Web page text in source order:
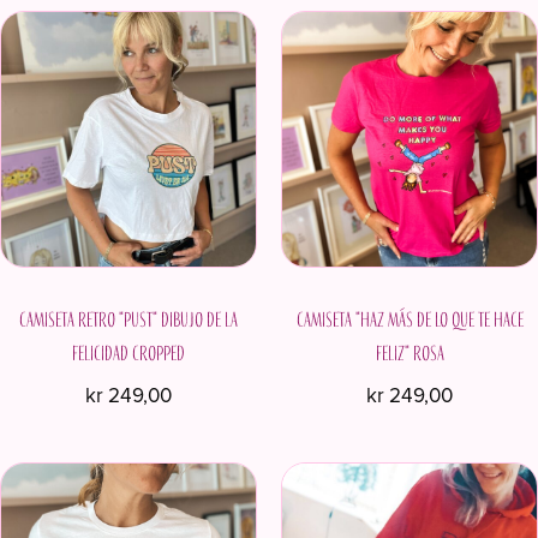
producto
tiene
múltiples
variantes.
Las
opciones
se
pueden
elegir
la
página
de
producto
tiene
múltiples
variantes.
Las
opciones
se
pueden
elegir
la
página
de
Camiseta retro "Pust" Dibujo de la
felicidad Cropped
kr 249,00
producto
tiene
múltiples
Camiseta "Haz más de lo que te hace
feliz" Rosa
kr 249,00
producto
tiene
múltiples